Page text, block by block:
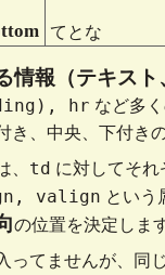
てとな
情報（テキス
hr など多
き、中央、下付き
、 td に対してそ
valign という
の位置を決定しま
ってませんが、同